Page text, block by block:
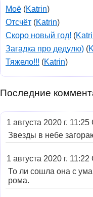
Моë (Katrin)
Отсчёт (Katrin)
Скоро новый год! (
Загадка про дедулю) (
Тяжело!!! (Katrin)
Последние
1 августа 2020 г. 11:25
Звезды в небе
1 августа 2020 г. 11:22
То ли сошла она с
рома.